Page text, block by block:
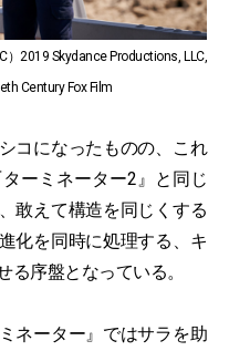
2019 Skydance Productions, LLC,
Century Fox Film
コになったものの、これ
ターミネーター2』と同じ
敢えて構造を同じくする
化を同時に処理する、キ
る序盤となっている。
ネーター』ではサラを助